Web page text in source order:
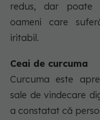
redus, dar poate
oameni care
iritabil.
Ceai de curcuma
Curcuma este
sale de vindecare
a constatat că